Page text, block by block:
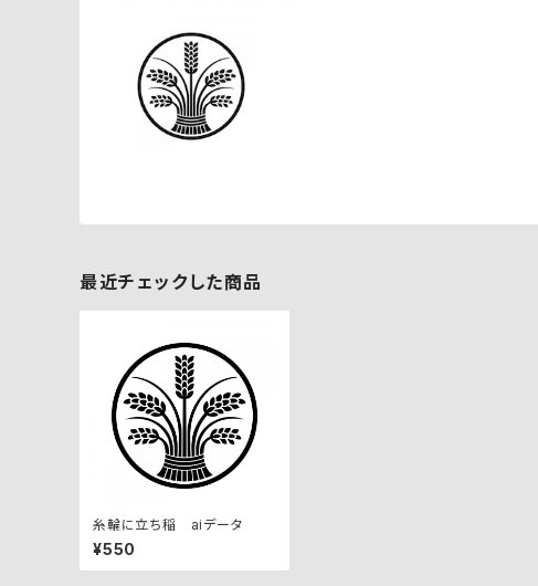
最近チェックした商品
糸輪に立ち稲 aiデータ
¥550